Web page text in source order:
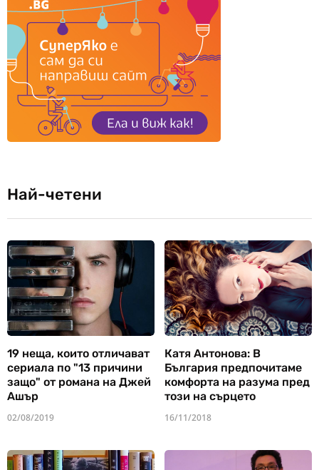
Най-четени
19 неща, които отличават
сериала по "13 причини
защо" от романа на Джей
Ашър
02/08/2019
Катя Антонова: В
България предпочитаме
комфорта на разума пред
този на сърцето
16/11/2018